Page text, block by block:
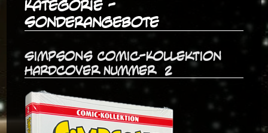
Kategorie -
Sonderangebote
Simpsons Comic-Kollektion
Hardcover Nummer 2